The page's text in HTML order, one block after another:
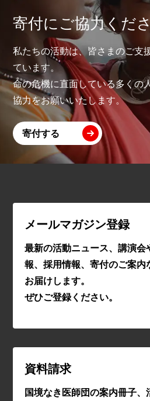
寄付にご協力くだ
私たちの活動は、皆さまのご支
ています。
命の危機に直面している多くの
協力をお願いいたします。
寄付する
メールマガジン登録
最新の活動ニュース、講演会
報、採用情報、寄付のご案内
お届けします。
ぜひご登録ください。
資料請求
国境なき医師団の案内冊子、